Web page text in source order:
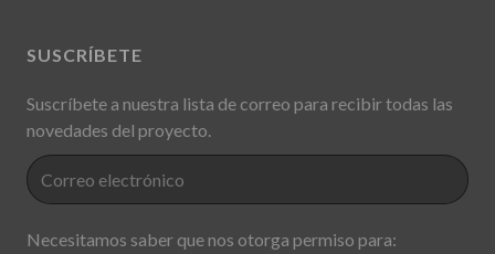
SUSCRÍBETE
Suscríbete a nuestra lista de correo para recibir todas las
novedades del proyecto.
Necesitamos saber que nos otorga permiso para: